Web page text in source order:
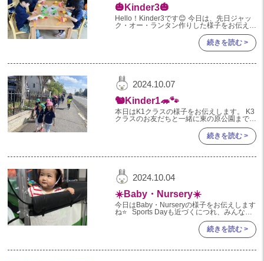
🎃Kinder3🎃
Hello！Kinder3です😊 今日は、先日ジャッ
ク・オー・ランタン作りした様子をお伝えし
紙、目、鼻、口のパーツを切って糊付ける
続きを読む >
2024.10.07
🐿Kinder1🦔🐾
本日はK1クラスの様子をお伝えします。 K3
クラスのお友だちと一緒に東の原公園までお
続きを読む >
2024.10.04
☀️Baby・Nursery☀️
今日はBaby・Nurseryの様子をお伝えします
ね⭐️ Sports Dayも近づくにつれ、みんなで
の練習も始まりました‼️ 入場待ちをし
続きを読む >